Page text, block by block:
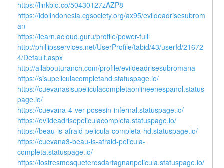
https://linkbio.co/50430127zAZP8
https://idolindonesia.cgsociety.org/ax95/evildeadrisesubrom
an
https://learn.acloud.guru/profile/power-fulll
http://phillipsservices.net/UserProfile/tabid/43/userId/21672
4/Default.aspx
http://allabouturanch.com/profile/evildeadrisesubromana
https://sisupeliculacompletahd.statuspage.io/
https://cuevanasisupeliculacompletaonlineenespanol.status
page.io/
https://cuevana-4-ver-posesin-infernal.statuspage.io/
https://evildeadrisepeliculacompleta.statuspage.io/
https://beau-is-afraid-pelicula-completa-hd.statuspage.io/
https://cuevana3-beau-is-afraid-pelicula-
completa.statuspage.io/
https://lostresmosqueterosdartagnanpelicula.statuspage.io/